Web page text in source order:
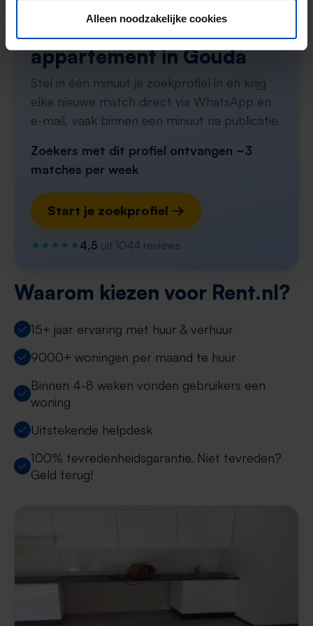
Alleen noodzakelijke cookies
Mis nooit meer een
appartement in Gouda
Stel in één minuut je zoekprofiel in en krijg
elke nieuwe match direct via WhatsApp en
e-mail, vaak binnen een minuut na publicatie.
Zoekers met dit profiel ontvangen ~3
matches per week
Start je zoekprofiel →
4,5 uit 1044 reviews
Waarom kiezen voor Rent.nl?
15+ jaar ervaring met huur & verhuur
9000+ woningen per maand te huur
Binnen 4-8 weken vonden gebruikers een
woning
Uitstekende helpdesk
100% tevredenheidsgarantie. Niet tevreden?
Geld terug!